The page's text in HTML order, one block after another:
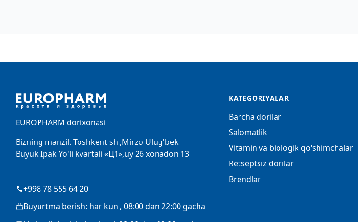
EUROPHARM dorixonasi
Bizning manzil: Toshkent sh.,Mirzo Ulug'bek
Buyuk Ipak Yo'li kvartali «Ц1»,uy 26 xonadon 13
+998 78 555 64 20
Buyurtma berish: har kuni, 08:00 dan 22:00 gacha
KATEGORIYALAR
Barcha dorilar
Salomatlik
Vitamin va biologik qo‘shimchalar
Retseptsiz dorilar
Brendlar